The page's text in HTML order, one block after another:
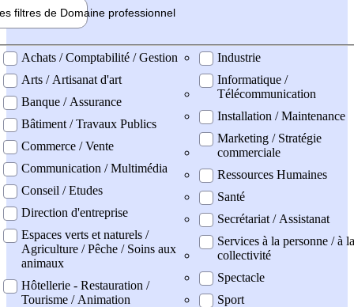
filtres de Domaine professionnel
professionel
Achats / Comptabilité / Gestion
Arts / Artisanat d'art
Banque / Assurance
Bâtiment / Travaux Publics
Commerce / Vente
Communication / Multimédia
Conseil / Etudes
Direction d'entreprise
Espaces verts et naturels /
Agriculture / Pêche / Soins aux
animaux
Hôtellerie - Restauration /
Tourisme / Animation
Industrie
Informatique /
Télécommunication
Installation / Maintenance
Marketing / Stratégie
commerciale
Ressources Humaines
Santé
Secrétariat / Assistanat
Services à la personne / à la
collectivité
Spectacle
Sport